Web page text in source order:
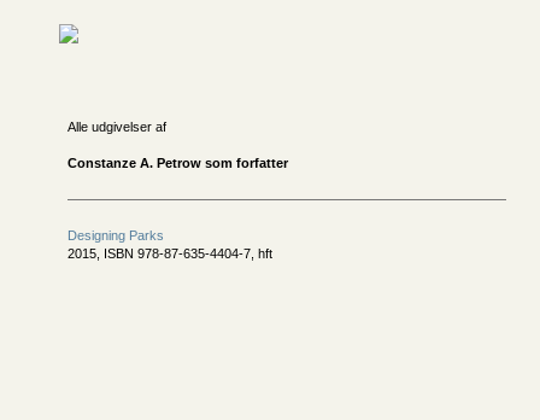
Alle udgivelser af
Constanze A. Petrow som forfatter
Designing Parks
2015, ISBN 978-87-635-4404-7, hft